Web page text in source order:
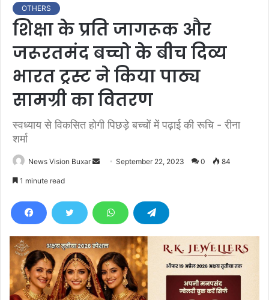
OTHERS
शिक्षा के प्रति जागरूक और
जरूरतमंद बच्चो के बीच दिव्य
भारत ट्रस्ट ने किया पाठ्य
सामग्री का वितरण
स्वध्याय से विकसित होगी पिछड़े बच्चों में पढ़ाई की रूचि - रीना
शर्मा
News Vision Buxar
d
e
m
a
i
September 22, 2023 0 84
1 minute read